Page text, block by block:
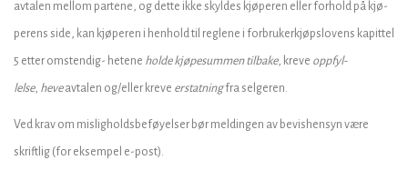
avtalen mellom partene, og dette ikke skyldes kjøperen eller forhold på kjø-
perens side, kan kjøperen i henhold til reglene i forbrukerkjøpslovens kapittel
5 etter omstendig- hetene holde kjøpesummen tilbake, kreve oppfyl-
lelse, heveavtalen og/eller kreve erstatningfra selgeren.
Ved krav om misligholdsbeføyelser bør meldingen av bevishensyn være
skriftlig (for eksempel e-post).